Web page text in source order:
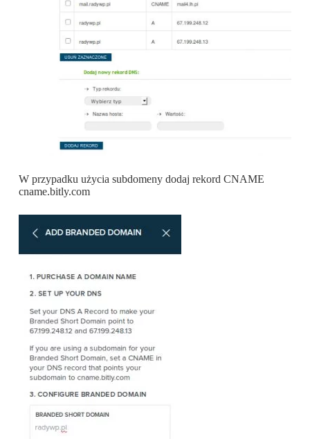
W przypadku użycia subdomeny dodaj rekord CNAME
cname.bitly.com